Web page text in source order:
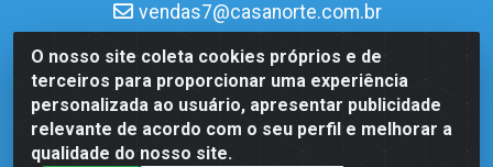
O nosso site coleta cookies próprios e de
terceiros para proporcionar uma experiência
personalizada ao usuário, apresentar publicidade
relevante de acordo com o seu perfil e melhorar a
qualidade do nosso site.
vendas7@casanorte.com.br
Casa Norte LTDA - Av. Interventor Mário Câmara, 1815 -
Dix-Sept Rosado, Natal/RN - CEP 59054-600 - CNPJ
08.713.513/0001-51